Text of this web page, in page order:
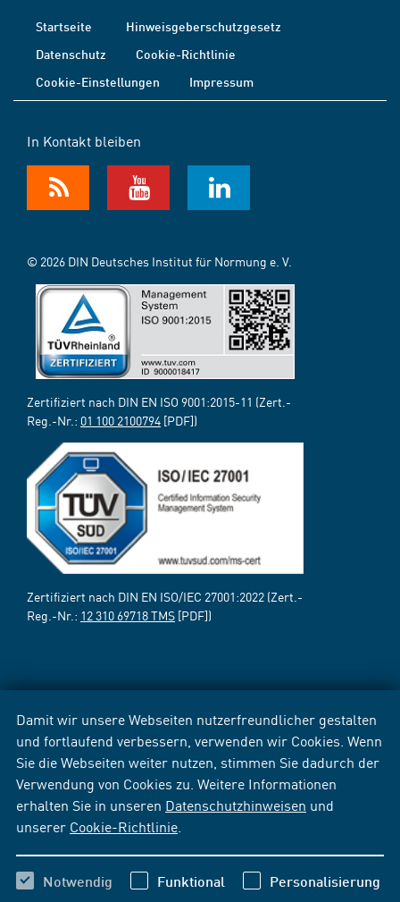
Damit wir unsere Webseiten nutzerfreundlicher gestalten
und fortlaufend verbessern, verwenden wir Cookies. Wenn
Sie die Webseiten weiter nutzen, stimmen Sie dadurch der
Verwendung von Cookies zu. Weitere Informationen
erhalten Sie in unseren Datenschutzhinweisen und
unserer Cookie-Richtlinie
Notwendig Funktional Personalisierung
Startseite
Hinweisgeberschutzgesetz
Datenschutz
Cookie-Richtlinie
Cookie-Einstellungen
Impressum
In Kontakt bleiben
© 2026 DIN Deutsches Institut für Normung e. V.
Zertifiziert nach DIN EN ISO 9001:2015-11 (Zert.-
Reg.-Nr.: 01 100 2100794 [PDF])
Zertifiziert nach DIN EN ISO/IEC 27001:2022 (Zert.-
Reg.-Nr.: 12 310 69718 TMS [PDF])